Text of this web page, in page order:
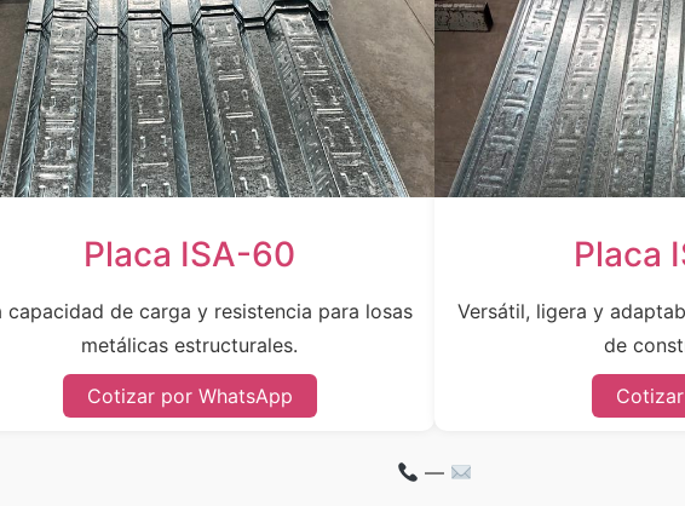
Placa ISA-60
capacidad de carga y resistencia para losas
metálicas estructurales.
Cotizar por WhatsApp
Placa
Versátil, ligera y
de
—